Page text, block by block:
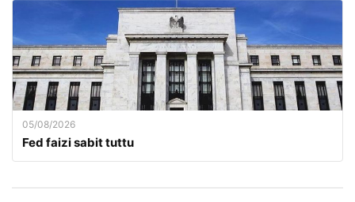
05/08/2026
Fed faizi sabit tuttu